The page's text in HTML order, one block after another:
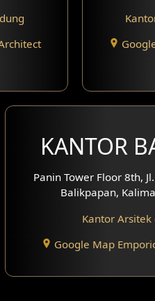
KANTOR
Panin Tower Floor 8th,
Balikpapan,
Kantor
Google Map